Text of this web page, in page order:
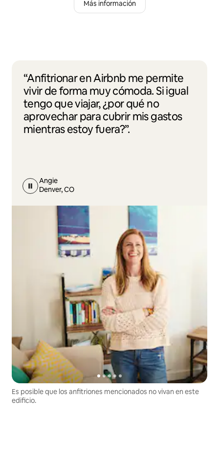
Más información
“Anfitrionar en Airbnb me permite
vivir de forma muy cómoda. Si igual
tengo que viajar, ¿por qué no
aprovechar para cubrir mis gastos
mientras estoy fuera?”.
Angie
Denver, CO
Es posible que los anfitriones mencionados no vivan en este
edificio.